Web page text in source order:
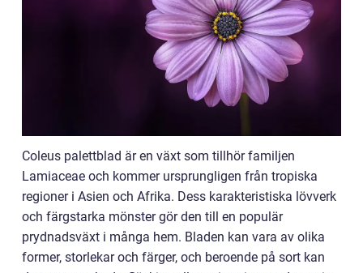
Coleus palettblad är en växt som tillhör familjen
Lamiaceae och kommer ursprungligen från tropiska
regioner i Asien och Afrika. Dess karakteristiska lövverk
och färgstarka mönster gör den till en populär
prydnadsväxt i många hem. Bladen kan vara av olika
former, storlekar och färger, och beroende på sort kan